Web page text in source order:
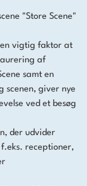
"Store Scene"
en vigtig faktor at
af
samt en
scenen, giver nye
ved et besøg
der udvider
receptioner,